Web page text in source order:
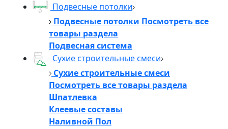
Подвесные потолки
Подвесные потолки Посмотреть все
товары раздела
Подвесная система
Сухие строительные смеси
Сухие строительные смеси
Посмотреть все товары раздела
Шпатлевка
Клеевые составы
Наливной Пол